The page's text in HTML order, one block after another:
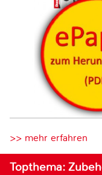
>> mehr erfahren
Topthema: